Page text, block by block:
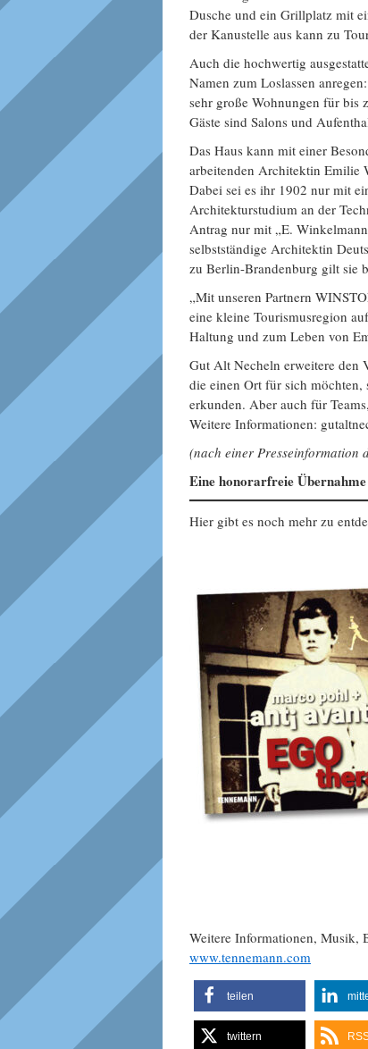
Dusche und ein Grillplatz mit
der Kanustelle aus kann zu
Auch die hochwertig
Namen zum Loslassen
sehr große Wohnungen für bis
Gäste sind Salons und
Das Haus kann mit einer
arbeitenden Architektin Emilie
Dabei sei es ihr 1902 nur mit
Architekturstudium an der
Antrag nur mit „E.
selbstständige Architektin
zu Berlin-Brandenburg gilt sie
„Mit unseren Partnern
eine kleine Tourismusregion
Haltung und zum Leben von
Gut Alt Necheln erweitere den
die einen Ort für sich
erkunden. Aber auch für
Weitere Informationen:
(nach einer Presseinformation
Eine honorarfreie
Hier gibt es noch mehr zu
Weitere Informationen, Musik,
www.tennemann.com
teilen
twittern